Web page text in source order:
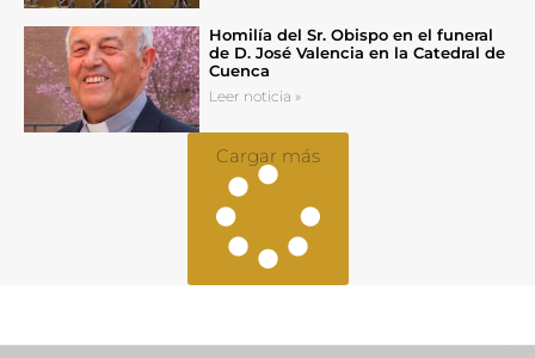
Homilía del Sr. Obispo en el funeral
de D. José Valencia en la Catedral de
Cuenca
Leer noticia »
Cargar más